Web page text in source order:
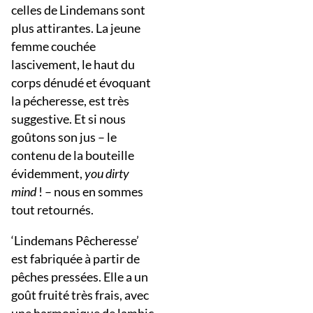
celles de Lindemans sont
plus attirantes. La jeune
femme couchée
lascivement, le haut du
corps dénudé et évoquant
la pécheresse, est très
suggestive. Et si nous
goûtons son jus – le
contenu de la bouteille
évidemment,you dirty
mind! – nous en sommes
tout retournés.
‘Lindemans Pêcheresse’
est fabriquée à partir de
pêches pressées. Elle a un
goût fruité très frais, avec